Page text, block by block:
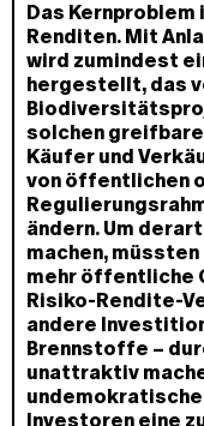
Das
Renditen. Mit
wird zumindest
hergestellt, das
solchen
Käufer und
von öffentlichen
ändern. Um
machen,
mehr öffentliche
Risiko-Rendite-
andere
Brennstoffe –
unattraktiv
Investoren eine